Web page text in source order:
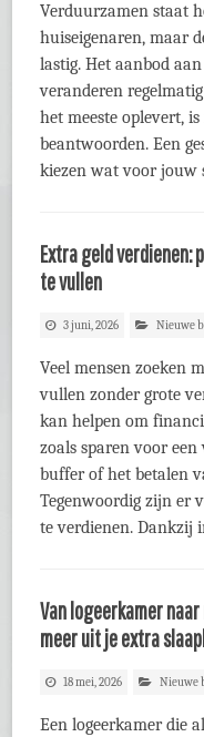
Verduurzamen staat
huiseigenaren, maar
lastig. Het aanbod
veranderen
het meeste oplevert,
beantwoorden. Een
kiezen wat voor jouw
Extra geld verdienen:
te vullen
3 juni, 2026 Nieuwe
Veel mensen zoeken
vullen zonder grote
kan helpen om
zoals sparen voor
buffer of het betalen
Tegenwoordig zijn er
te verdienen. Dankzij
Van logeerkamer
meer uit je extra
18 mei, 2026 Nieuwe
Een logeerkamer die